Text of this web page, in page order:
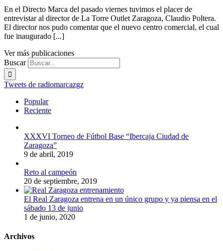
En el Directo Marca del pasado viernes tuvimos el placer de
entrevistar al director de La Torre Outlet Zaragoza, Claudio Poltera.
El director nos pudo comentar que el nuevo centro comercial, el cual
fue inaugurado [...]
Ver más publicaciones
Buscar
Tweets de radiomarcazgz
Popular
Reciente
XXXVI Torneo de Fútbol Base “Ibercaja Ciudad de
Zaragoza”
9 de abril, 2019
Reto al campeón
20 de septiembre, 2019
El Real Zaragoza entrena en un único grupo y ya piensa en el
sábado 13 de junio
1 de junio, 2020
Archivos